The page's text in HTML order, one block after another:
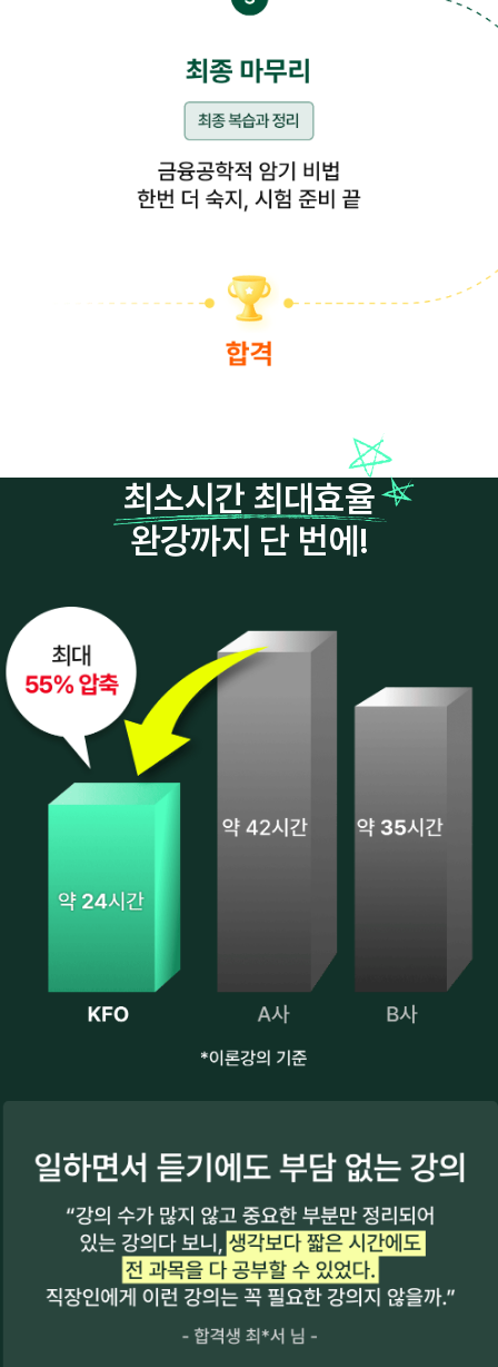
최소시간 최대효율
완강까지 단 번에!